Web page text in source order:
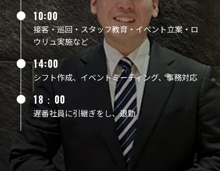
10:00
接客・巡回・スタッフ教育・イベント立案・ロ
ウリュ実施など
14:00
シフト作成、イベントミーティング、事務対応
18：00
遅番社員に引継ぎをし、退勤